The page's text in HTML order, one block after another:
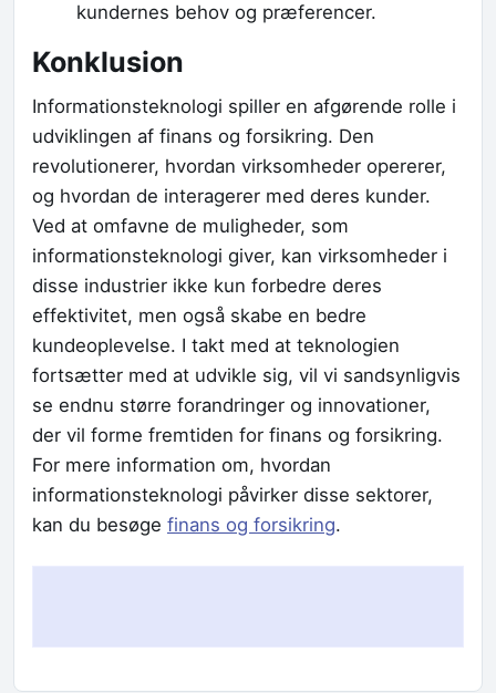
kundernes behov og præferencer.
Konklusion
Informationsteknologi spiller en afgørende rolle i
udviklingen af finans og forsikring. Den
revolutionerer, hvordan virksomheder opererer,
og hvordan de interagerer med deres kunder.
Ved at omfavne de muligheder, som
informationsteknologi giver, kan virksomheder i
disse industrier ikke kun forbedre deres
effektivitet, men også skabe en bedre
kundeoplevelse. I takt med at teknologien
fortsætter med at udvikle sig, vil vi sandsynligvis
se endnu større forandringer og innovationer,
der vil forme fremtiden for finans og forsikring.
For mere information om, hvordan
informationsteknologi påvirker disse sektorer,
kan du besøge finans og forsikring.